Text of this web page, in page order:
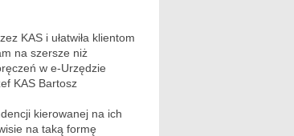
KAS i ułatwiła klientom
na szersze niż
w e-Urzędzie
KAS Bartosz
kierowanej na ich
na taką formę